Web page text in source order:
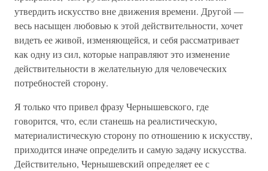
утвердить искусство вне движения времени. Другой —
весь насыщен любовью к этой действительности, хочет
видеть ее живой, изменяющейся, и себя рассматривает
как одну из сил, которые направляют это изменение
действительности в желательную для человеческих
потребностей сторону.
Я только что привел фразу Чернышевского, где
говорится, что, если станешь на реалистическую,
материалистическую сторону по отношению к искусству,
приходится иначе определить и самую задачу искусства.
Действительно, Чернышевский определяет ее с